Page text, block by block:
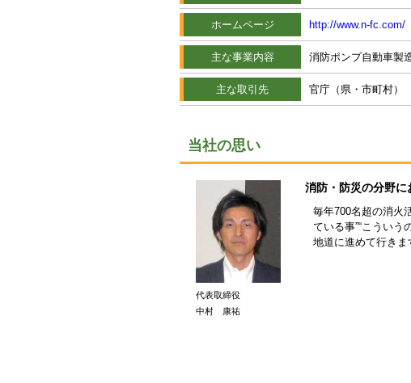
ホームページ http://www.n-fc.com/
主な事業内容 消防ポンプ自動車製
主な取引先 官庁（県・市町村）
当社の思い
代表取締役
中村 康祐
消防・防災の分野
毎年700名超の消火
ている事”“こうい
地道に進めて行きま